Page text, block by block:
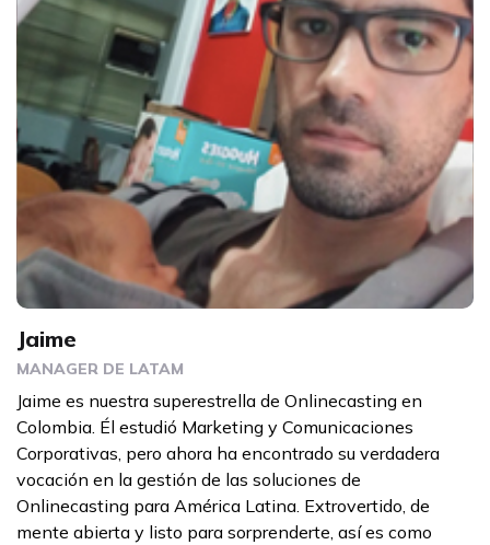
Jaime
MANAGER DE LATAM
Jaime es nuestra superestrella de Onlinecasting en
Colombia. Él estudió Marketing y Comunicaciones
Corporativas, pero ahora ha encontrado su verdadera
vocación en la gestión de las soluciones de
Onlinecasting para América Latina. Extrovertido, de
mente abierta y listo para sorprenderte, así es como